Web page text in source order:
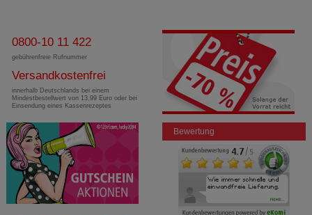
0800-10 11 422
gebührenfreie Rufnummer
Versandkostenfrei
innerhalb Deutschlands bei einem
Mindestbestellwert von 13,99 Euro oder bei
Einsendung eines Kassenrezeptes
Bewertung